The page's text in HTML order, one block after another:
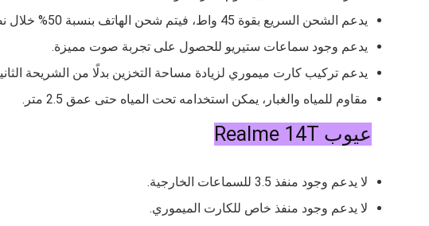
يدعم الشحن السريع بقوة 45 واط، فيتم شحن الهاتف بنسبة 50% خلال نصف ساعة.
يدعم وجود سماعات ستيريو للحصول على تجربة صوت مميزة.
يدعم تركيب كارت ميموري لزيادة مساحة التخزين بدلًا من الشريحة
مقاوم للمياه والغبار، يمكن استخدامه تحت المياه حتى عمق 2.5 متر.
عيوب Realme 14T
لا يدعم وجود منفذ 3.5 للسماعات الخارجية.
لا يدعم وجود منفذ خاص للكارت الميموري.